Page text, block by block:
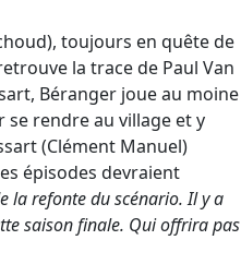
toujours en quête de
la trace de Paul Van
Béranger joue au moine
rendre au village et y
(Clément Manuel)
épisodes devraient
la refonte du scénario. Il y a
saison finale. Qui offrira pas